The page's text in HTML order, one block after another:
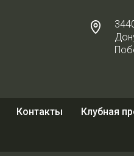
Контакты Клубная